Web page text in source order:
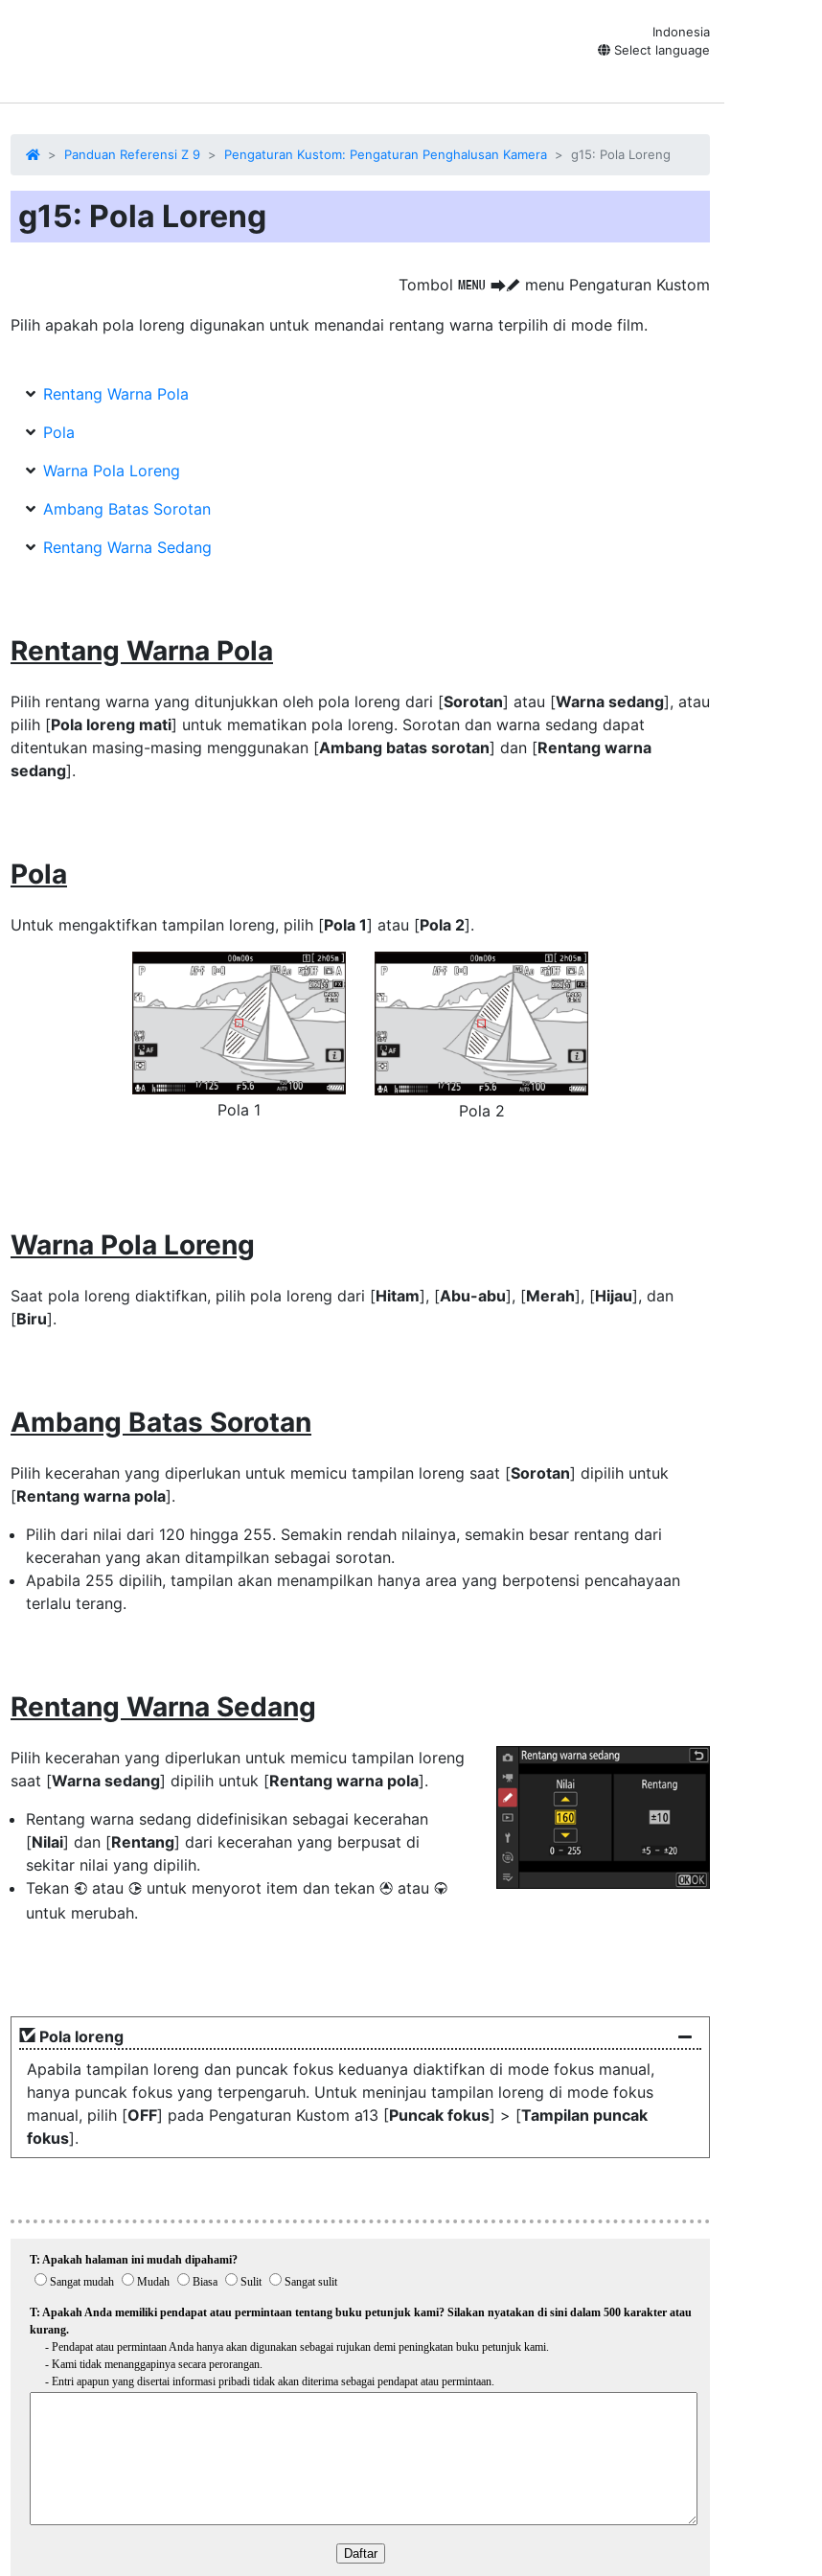
Indonesia
Select language
Panduan Referensi Z 9 Pengaturan Kustom: Pengaturan Penghalusan Kamera g15: Pola Loreng
g15: Pola Loreng
Tombol G UA menu Pengaturan Kustom
Pilih apakah pola loreng digunakan untuk menandai rentang warna terpilih di mode film.
Rentang Warna Pola
Pola
Warna Pola Loreng
Ambang Batas Sorotan
Rentang Warna Sedang
Rentang Warna Pola
Pilih rentang warna yang ditunjukkan oleh pola loreng dari [Sorotan] atau [Warna sedang], atau
pilih [Pola loreng mati] untuk mematikan pola loreng. Sorotan dan warna sedang dapat
ditentukan masing-masing menggunakan [Ambang batas sorotan] dan [Rentang warna
sedang].
Pola
Untuk mengaktifkan tampilan loreng, pilih [Pola 1] atau [Pola 2].
Pola 1 Pola 2
Warna Pola Loreng
Saat pola loreng diaktifkan, pilih pola loreng dari [Hitam], [Abu-abu], [Merah], [Hijau], dan
[Biru].
Ambang Batas Sorotan
Pilih kecerahan yang diperlukan untuk memicu tampilan loreng saat [Sorotan] dipilih untuk
[Rentang warna pola].
Pilih dari nilai dari 120 hingga 255. Semakin rendah nilainya, semakin besar rentang dari
kecerahan yang akan ditampilkan sebagai sorotan.
Apabila 255 dipilih, tampilan akan menampilkan hanya area yang berpotensi pencahayaan
terlalu terang.
Rentang Warna Sedang
Pilih kecerahan yang diperlukan untuk memicu tampilan loreng
saat [Warna sedang] dipilih untuk [Rentang warna pola].
Rentang warna sedang didefinisikan sebagai kecerahan
[Nilai] dan [Rentang] dari kecerahan yang berpusat di
sekitar nilai yang dipilih.
Tekan 4 atau 2 untuk menyorot item dan tekan 1 atau 3
untuk merubah.
Pola loreng
Apabila tampilan loreng dan puncak fokus keduanya diaktifkan di mode fokus manual,
hanya puncak fokus yang terpengaruh. Untuk meninjau tampilan loreng di mode fokus
manual, pilih [OFF] pada Pengaturan Kustom a13 [Puncak fokus] > [Tampilan puncak
fokus].